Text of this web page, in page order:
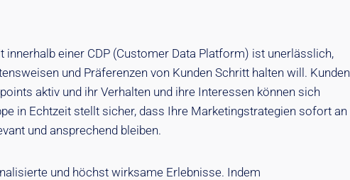
innerhalb einer CDP (Customer Data Platform) ist unerlässlich,
und Präferenzen von Kunden Schritt halten will. Kunden
aktiv und ihr Verhalten und ihre Interessen können sich
in Echtzeit stellt sicher, dass Ihre Marketingstrategien sofort an
und ansprechend bleiben.
und höchst wirksame Erlebnisse. Indem